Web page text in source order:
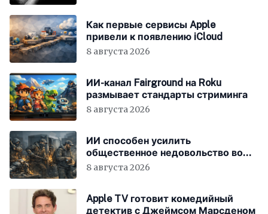
Как первые сервисы Apple
привели к появлению iCloud
8 августа 2026
ИИ-канал Fairground на Roku
размывает стандарты стриминга
8 августа 2026
ИИ способен усилить
общественное недовольство во
всём мире
8 августа 2026
Apple TV готовит комедийный
детектив с Джеймсом Марсденом